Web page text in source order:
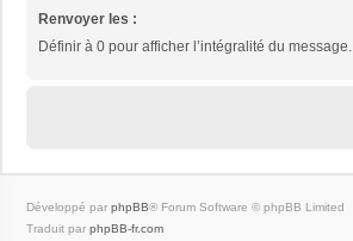
Renvoyer les :
Définir à 0 pour afficher l’intégralité du message.
Développé par phpBB® Forum Software © phpBB Limited
Traduit par phpBB-fr.com